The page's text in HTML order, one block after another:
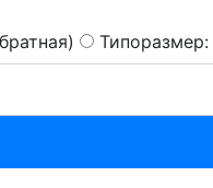
Типоразмер: